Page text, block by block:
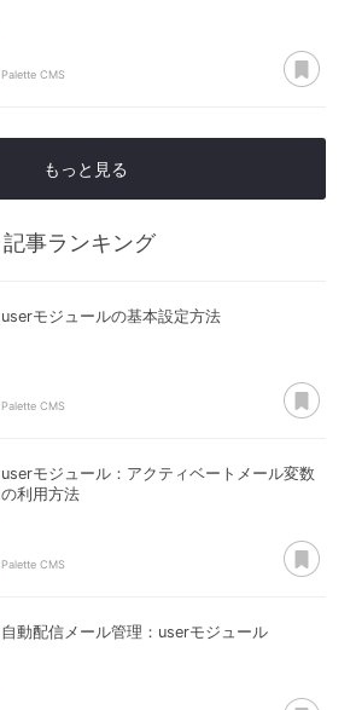
Palette CMS
もっと見る
記事ランキング
userモジュールの基本設定方法
Palette CMS
userモジュール：アクティベートメール変数
の利用方法
Palette CMS
自動配信メール管理：userモジュール